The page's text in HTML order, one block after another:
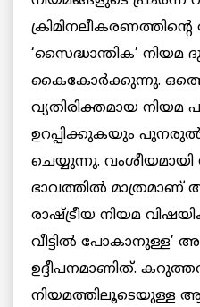
‘സൈദ്ധാന്തിക’
കൈകോര്‍ക്കുന്നു.
വ്യതിരിക്തമായ നിയമ
ഉറപ്പിക്കുകയും
ചെയ്യുന്നു.
ഭാവത്തില്‍ മാത്രമാണ്
രാഷ്ട്രീയ നിയമ
വീട്ടില്‍ പോകാനുള്ള’
ഉദ്ദീപനമാണിത്.
നിയമത്തിലൂടെയുള്ള